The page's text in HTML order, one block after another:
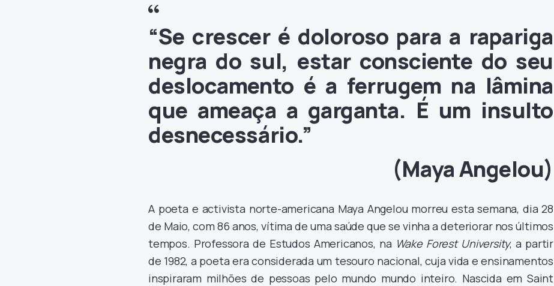
“Se crescer é doloroso para a rapariga
negra do sul, estar consciente do seu
deslocamento é a ferrugem na lâmina
que ameaça a garganta. É um insulto
desnecessário.”
(Maya Angelou)
A poeta e activista norte-americana Maya Angelou morreu esta semana, dia 28
de Maio, com 86 anos, vítima de uma saúde que se vinha a deteriorar nos últimos
tempos. Professora de Estudos Americanos, na Wake Forest University, a partir
de 1982, a poeta era considerada um tesouro nacional, cuja vida e ensinamentos
inspiraram milhões de pessoas pelo mundo mundo inteiro. Nascida em Saint